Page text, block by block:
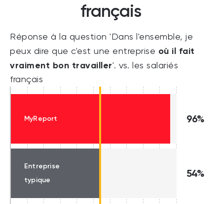
français
Réponse à la question 'Dans l'ensemble, je
peux dire que c'est une entreprise où il fait
vraiment bon travailler'. vs. les salariés
français
MyReport 96%
Entreprise
typique
54%